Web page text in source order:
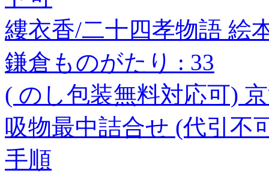
縷衣香/二十四孝物語 絵
鎌倉ものがたり : 33
( のし包装無料対応可)
吸物最中詰合せ (代引不
手順